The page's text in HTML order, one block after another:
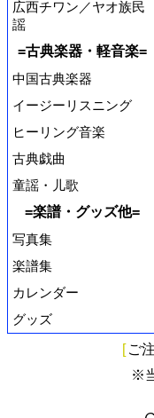
広西チワン／ヤオ族民
謡
=古典楽器・軽音楽=
中国古典楽器
イージーリスニング
ヒーリング音楽
古典戯曲
童謡・儿歌
=楽譜・グッズ他=
写真集
楽譜集
カレンダー
グッズ
[ ご
※